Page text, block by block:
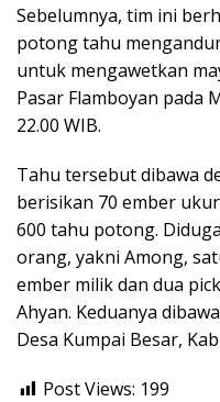
Sebelumnya, tim ini
potong tahu
untuk mengawetkan
Pasar Flamboyan pada
22.00 WIB.
Tahu tersebut dibawa
berisikan 70 ember
600 tahu potong.
orang, yakni Among,
ember milik dan dua
Ahyan. Keduanya
Desa Kumpai Besar,
Post Views: 199